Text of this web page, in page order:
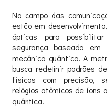
No campo das
estão em
ópticas para
segurança baseada em
mecânica quântica. A
busca redefinir padrões
físicas com precisão,
relógios atômicos de íons
quântica.